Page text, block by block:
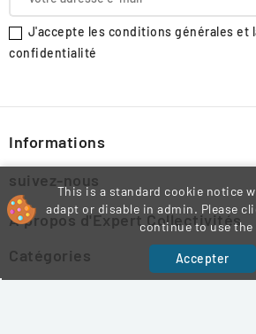
J'accepte les conditions générales et
confidentialité
Informations
suivez-nous
À propos d'Expert Collectivités
Catégories
This is a standard cookie notice
adapt or disable in admin. Please
continue to use the
Accepter